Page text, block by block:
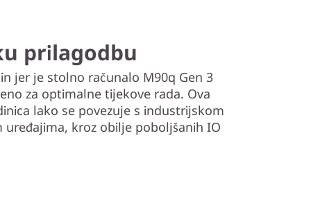
prilagodbu
jer je stolno računalo M90q Gen 3
za optimalne tijekove rada. Ova
lako se povezuje s industrijskom
kroz obilje poboljšanih IO